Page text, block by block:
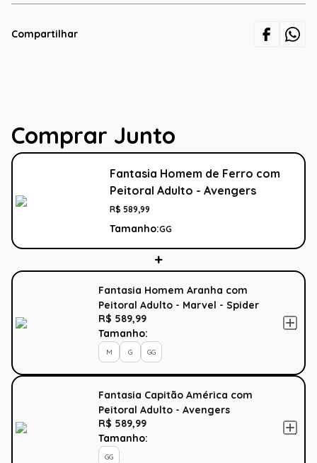
Compartilhar
Comprar Junto
Fantasia Homem de Ferro com
Peitoral Adulto - Avengers
R$ 589,99
Tamanho:GG
Fantasia Homem Aranha com
Peitoral Adulto - Marvel - Spider
Man
R$ 589,99
Tamanho:
M G GG
Fantasia Capitão América com
Peitoral Adulto - Avengers
R$ 589,99
Tamanho:
GG